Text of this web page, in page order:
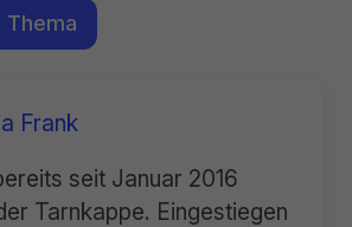
Thema
Frank
seit Januar 2016
Tarnkappe. Eingestiegen